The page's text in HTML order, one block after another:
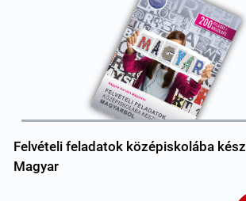
Felvételi feladatok középiskolába
Magyar